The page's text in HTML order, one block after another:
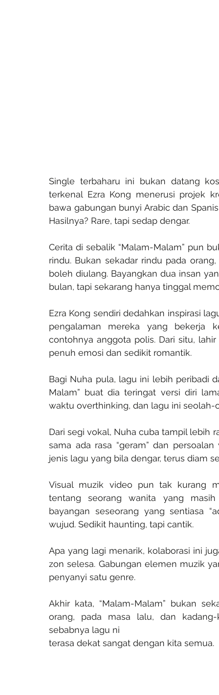
Single terbaharu ini bukan datang
terkenal Ezra Kong menerusi projek
bawa gabungan bunyi Arabic dan
Hasilnya? Rare, tapi sedap dengar.
Cerita di sebalik “Malam-Malam” pun
rindu. Bukan sekadar rindu pada
boleh diulang. Bayangkan dua insan
bulan, tapi sekarang hanya tinggal
Ezra Kong sendiri dedahkan inspirasi
pengalaman mereka yang bekerja
contohnya anggota polis. Dari situ,
penuh emosi dan sedikit romantik.
Bagi Nuha pula, lagu ini lebih peribadi
Malam” buat dia teringat versi diri
waktu overthinking, dan lagu ini
Dari segi vokal, Nuha cuba tampil lebih
sama ada rasa “geram” dan
jenis lagu yang bila dengar, terus diam
Visual muzik video pun tak kurang
tentang seorang wanita yang
bayangan seseorang yang sentiasa
wujud. Sedikit haunting, tapi cantik.
Apa yang lagi menarik, kolaborasi ini
zon selesa. Gabungan elemen muzik
penyanyi satu genre.
Akhir kata, “Malam-Malam” bukan
orang, pada masa lalu, dan
sebabnya lagu ni
terasa dekat sangat dengan kita semua.